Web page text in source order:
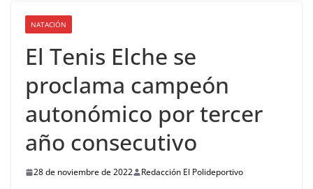
NATACIÓN
El Tenis Elche se
proclama campeón
autonómico por tercer
año consecutivo
28 de noviembre de 2022 Redacción El Polideportivo